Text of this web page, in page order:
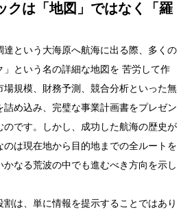
クは「地図」ではなく「羅
達という大海原へ航海に出る際、多くの
」という名の詳細な地図を 苦労して作
場規模、財務予測、競合分析といった無
め込み、完璧な事業計画書をプレゼン
のです。しかし、成功した航海の歴史が
は現在地から目的地までの全ルートを
なる荒波の中でも進むべき方向を示し
は、単に情報を提示することではあり